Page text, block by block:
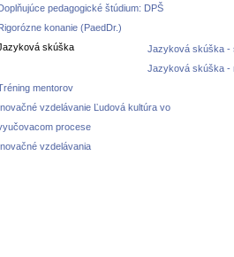
pedagogické štúdium: DPŠ
konanie (PaedDr.)
skúška
Jazyková skúška -
Jazyková skúška -
mentorov
vzdelávanie Ľudová kultúra vo
procese
vzdelávania